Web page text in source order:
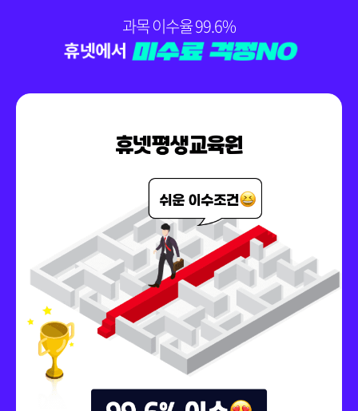
다다익선 150,000원
중급재무회계Ⅰ
150,000원
79,000원
중급재무회계Ⅱ
과목 이수율 99.6%